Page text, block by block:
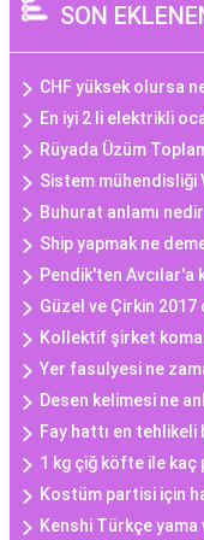
SON
CHF yüksek olursa
En iyi 2 li elektrikli
Rüyada Üzüm
Sistem mühendisliği
Buhurat anlamı
Ship yapmak ne
Pendik'ten Avcılar'a
Güzel ve Çirkin
Kollektif şirket
Yer fasulyesi ne
Desen kelimesi ne
Fay hattı en tehlikeli
1 kg çiğ köfte ile kaç
Kostüm partisi için
Kenshi Türkçe yama